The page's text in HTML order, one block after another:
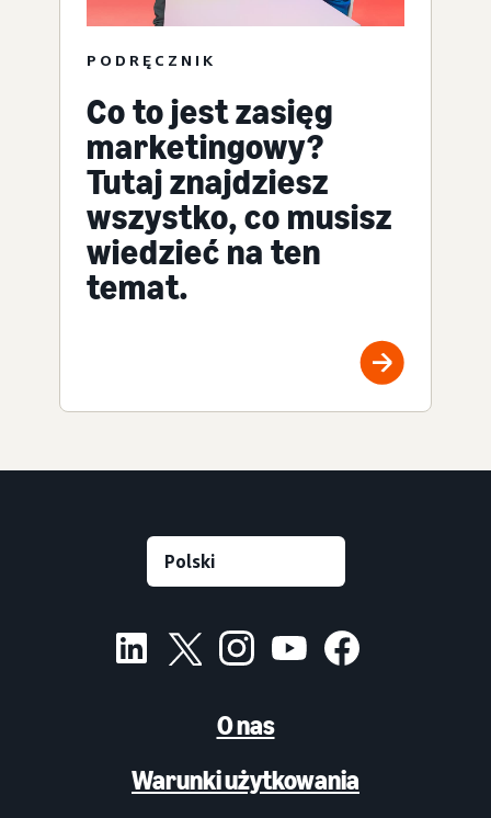
PODRĘCZNIK
Co to jest zasięg
marketingowy?
Tutaj znajdziesz
wszystko, co musisz
wiedzieć na ten
temat.
O nas
Warunki użytkowania